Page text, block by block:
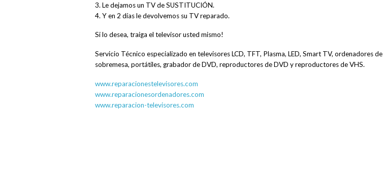
3. Le dejamos un TV de SUSTITUCIÓN.
4. Y en 2 días le devolvemos su TV reparado.
Si lo desea, traiga el televisor usted mismo!
Servicio Técnico especializado en televisores LCD, TFT, Plasma, LED, Smart TV, ordenadores de
sobremesa, portátiles, grabador de DVD, reproductores de DVD y reproductores de VHS.
www.reparacionestelevisores.com
www.reparacionesordenadores.com
www.reparacion-televisores.com